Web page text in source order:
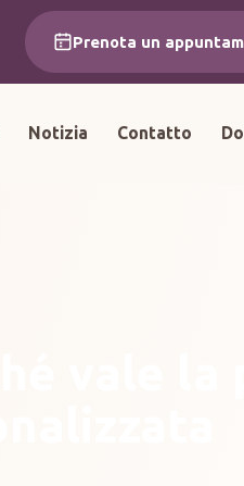
Prenota un
Notizia Contatto